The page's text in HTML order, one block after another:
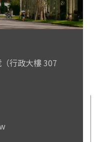
行政大樓 307